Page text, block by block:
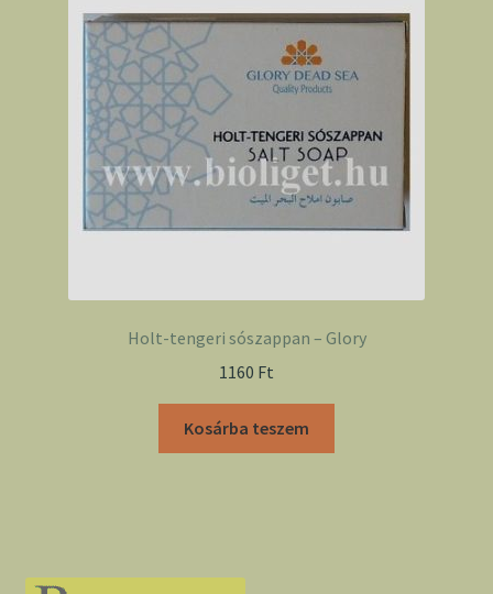
Holt-tengeri sószappan – Glory
1160 Ft
Kosárba teszem